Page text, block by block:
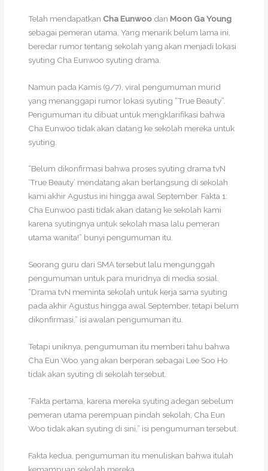
Telah mendapatkan Cha Eunwoo danMoon Ga Young
sebagai pemeran utama. Yang menarik belum lama ini,
beredar rumor tentang sekolah yang akan menjadi lokasi
syuting Cha Eunwoo syuting drama.
Namun pada Kamis (9/7), viral pengumuman murid
yang menanggapi rumor lokasi syuting “True Beauty”.
Pengumuman itu dibuat untuk mengklarifikasi bahwa
Cha Eunwoo tidak akan datang ke sekolah mereka untuk
syuting.
“Belum dikonfirmasi bahwa proses syuting drama tvN
‘True Beauty’ mendatang akan berlangsung di sekolah
kami akhir Agustus ini hingga awal September. Fakta 1:
Cha Eunwoo pasti tidak akan datang ke sekolah kami
karena syutingnya untuk sekolah masa lalu pemeran
utama wanita!” bunyi pengumuman itu.
Seorang guru dari SMA tersebut lalu mengunggah
pengumuman untuk para muridnya di media sosial.
“Drama tvN meminta sekolah untuk kerja sama syuting
pada akhir Agustus hingga awal September, tetapi belum
dikonfirmasi,” isi awalan pengumuman itu.
Tetapi uniknya, pengumuman itu memberi tahu bahwa
Cha Eun Woo yang akan berperan sebagai Lee Soo Ho
tidak akan syuting di sekolah tersebut.
“Fakta pertama, karena mereka syuting adegan sebelum
pemeran utama perempuan pindah sekolah, Cha Eun
Woo tidak akan syuting di sini,” isi pengumuman tersebut.
Fakta kedua, pengumuman itu menuliskan bahwa itulah